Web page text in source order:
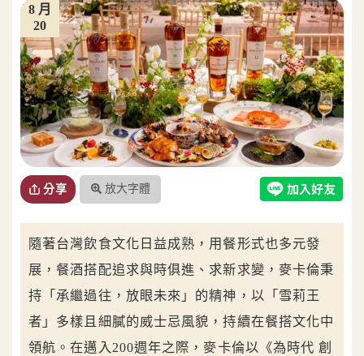
20
8 月
分享 放大字體
隨著台灣飲食文化日益成熟，用餐形式也多元發
展，餐酒搭配追求與時俱進、求新求變，麥卡倫秉
持「承繼過往，放眼未來」的精神，以「雪莉王
者」多樣且細膩的威士忌風貌，持續在餐搭文化中
領航。在邁入200週年之際，麥卡倫以《為時代 創